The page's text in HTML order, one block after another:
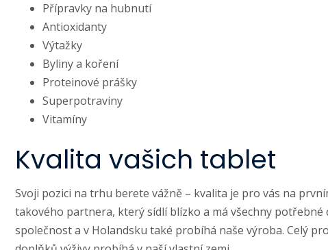
Přípravky na hubnutí
Antioxidanty
Výtažky
Byliny a koření
Proteinové prášky
Superpotraviny
Vitamíny
Kvalita vašich tablet
Svoji pozici na trhu berete vážně – kvalita je pro vás na
takového partnera, který sídlí blízko a má všechny
společnost a v Holandsku také probíhá naše výroba. Celý